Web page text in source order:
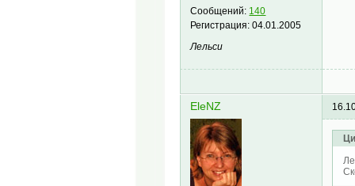
Сообщений: 140
Регистрация:04.01.2005
Лельси
EleNZ